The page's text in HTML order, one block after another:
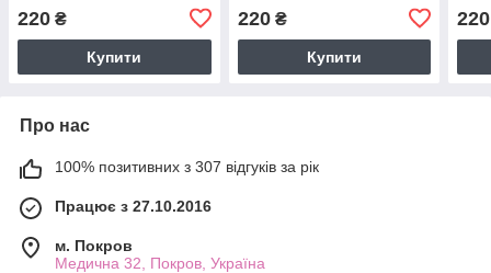
220 ₴
Купити
220₴
Купити
220
Про нас
100% позитивних з 307 відгуків за рік
Працює з 27.10.2016
м. Покров
Медична 32, Покров, Україна